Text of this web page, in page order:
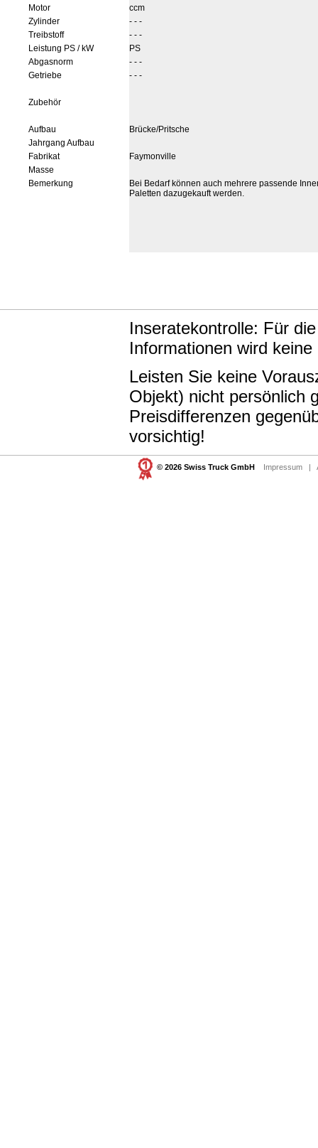
Motor
ccm
Zylinder
- - -
Treibstoff
- - -
Leistung PS / kW
PS
Abgasnorm
- - -
Getriebe
- - -
Zubehör
Aufbau
Brücke/Pritsche
Jahrgang Aufbau
Fabrikat
Faymonville
Masse
Bemerkung
Bei Bedarf können auch mehrere passende
Paletten dazugekauft werden.
Inseratekontrolle: Für
Informationen wird
Leisten Sie keine
Objekt) nicht persönlich
Preisdifferenzen
vorsichtig!
© 2026 Swiss Truck GmbH Impressum |